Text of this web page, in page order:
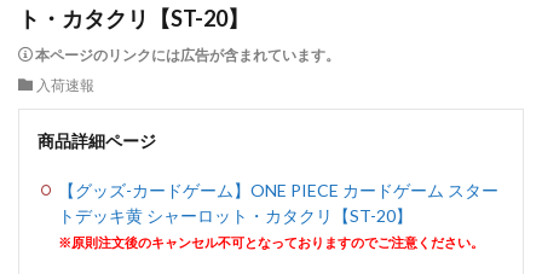
ト・カタクリ【ST-20】
本ページのリンクには広告が含まれています。
入荷速報
商品詳細ページ
【グッズ-カードゲーム】ONE PIECE カードゲーム スター
トデッキ黄 シャーロット・カタクリ【ST-20】
※原則注文後のキャンセル不可となっておりますのでご注意ください。